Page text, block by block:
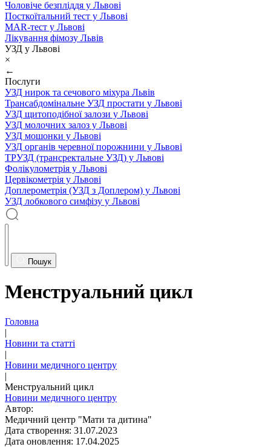
Чоловіче безпліддя у Львові
Посткоїтальний тест у Львові
MAR-тест у Львові
Лікування фімозу Львів
УЗД у Львові
×
←
Послуги
УЗД нирок та сечового міхура Львів
Трансабдомінальне УЗД простати у Львові
УЗД щитоподібної залози у Львові
УЗД молочних залоз у Львові
УЗД мошонки у Львові
УЗД органів черевної порожнини у Львові
ТРУЗД (трансректальне УЗД) у Львові
Фолікулометрія у Львові
Цервікометрія у Львові
Доплерометрія (УЗД з Доплером) у Львові
УЗД лобкового симфізу у Львові
Пошук
Менструальний цикл
Головна
|
Новини та статті
|
Новини медичного центру
|
Менструальний цикл
Новини медичного центру
Автор:
Медичний центр "Мати та дитина"
Дата створення: 31.07.2023
Дата оновлення: 17.04.2025